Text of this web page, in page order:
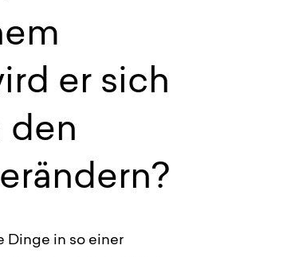
er sich
den
Dinge in so einer